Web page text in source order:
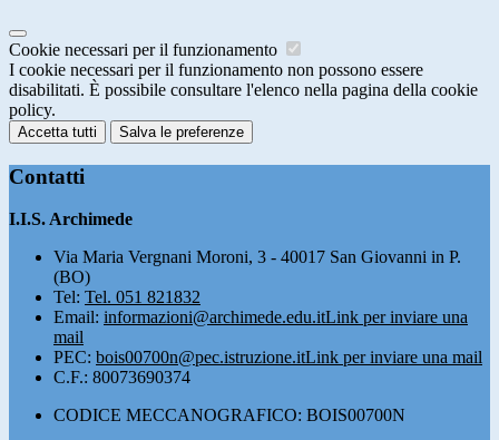
Cookie necessari per il funzionamento
I cookie necessari per il funzionamento non possono essere
disabilitati. È possibile consultare l'elenco nella pagina della cookie
policy.
Accetta tutti Salva le preferenze
Contatti
I.I.S. Archimede
Via Maria Vergnani Moroni, 3 - 40017 San Giovanni in P.
(BO)
Tel: Tel. 051 821832
Email: informazioni@archimede.edu.itLink per inviare una
mail
PEC: bois00700n@pec.istruzione.itLink per inviare una mail
C.F.: 80073690374
CODICE MECCANOGRAFICO: BOIS00700N